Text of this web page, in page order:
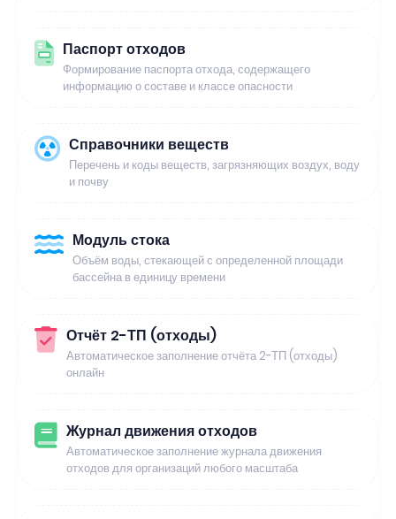
Паспорт отходов
Формирование паспорта отхода, содержащего
информацию о составе и классе опасности
Справочники веществ
Перечень и коды веществ, загрязняющих воздух, воду
и почву
Модуль стока
Объём воды, стекающей с определенной площади
бассейна в единицу времени
Отчёт 2-ТП (отходы)
Автоматическое заполнение отчёта 2-ТП (отходы)
онлайн
Журнал движения отходов
Автоматическое заполнение журнала движения
отходов для организаций любого масштаба